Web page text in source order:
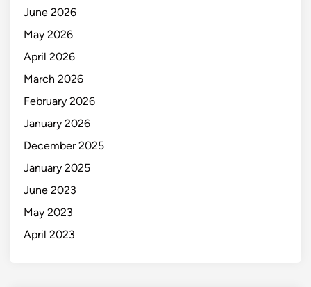
June 2026
May 2026
April 2026
March 2026
February 2026
January 2026
December 2025
January 2025
June 2023
May 2023
April 2023